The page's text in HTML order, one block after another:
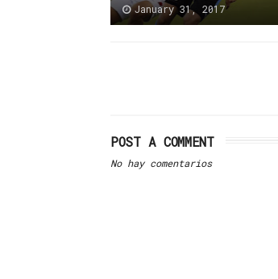
January 31, 2017
POST A COMMENT
No hay comentarios